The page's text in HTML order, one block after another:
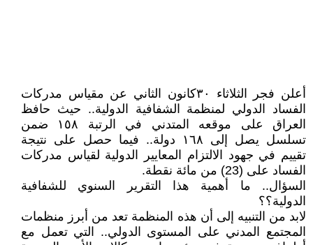
أعلن فجر الثلاثاء ٣٠كانون الثاني عن مقياس مدركات
الفساد الدولي لمنظمة الشفافية الدولية.. حيث حافظ
العراق على موقعه المتدني في الرتبة ١٥٨ ضمن
تسلسل يصل إلى ١٦٨ دولة.. فيما حصل على نتيجة
تقييم في جهود الالتزام المعايير الدولية لقياس مدركات
الفساد على (23) من مائة نقطة.
السؤال.. ما أهمية هذا التقرير السنوي للشفافية
الدولية؟؟
لابد من التنبيه إلى أن هذه المنظمة تعد من أبرز منظمات
المجتمع المدني على المستوى الدولي.. التي تعمل مع